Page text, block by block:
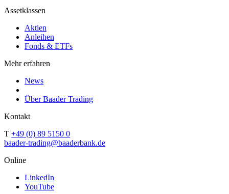
Assetklassen
Aktien
Anleihen
Fonds & ETFs
Mehr erfahren
News
Über Baader Trading
Kontakt
T +49 (0) 89 5150 0
baader-trading@baaderbank.de
Online
LinkedIn
YouTube